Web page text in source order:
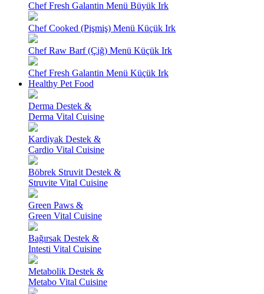
Chef Fresh Galantin Menü Büyük Irk
Chef Cooked (Pişmiş) Menü Küçük Irk
Chef Raw Barf (Çiğ) Menü Küçük Irk
Chef Fresh Galantin Menü Küçük Irk
Healthy Pet Food
Derma Destek &
Derma Vital Cuisine
Kardiyak Destek &
Cardio Vital Cuisine
Böbrek Struvit Destek &
Struvite Vital Cuisine
Green Paws &
Green Vital Cuisine
Bağırsak Destek &
Intesti Vital Cuisine
Metabolik Destek &
Metabo Vital Cuisine